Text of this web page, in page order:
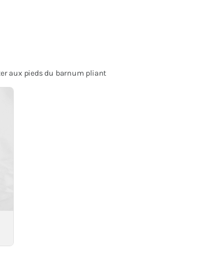
aux pieds du barnum pliant